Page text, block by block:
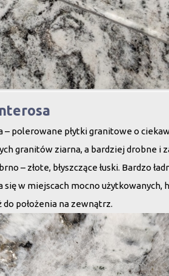
– polerowane płytki granitowe o
granitów ziarna, a bardziej drobne i
– złote, błyszczące łuski. Bardzo
się w miejscach mocno użytkowanych,
do położenia na zewnątrz.